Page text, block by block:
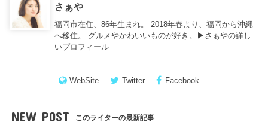
さぁや
福岡市在住、86年生まれ。 2018年春より、福岡から沖縄
へ移住。 グルメやかわいいものが好き。▶︎ さぁやの詳し
いプロフィール
WebSite Twitter Facebook
NEW POST このライターの最新記事